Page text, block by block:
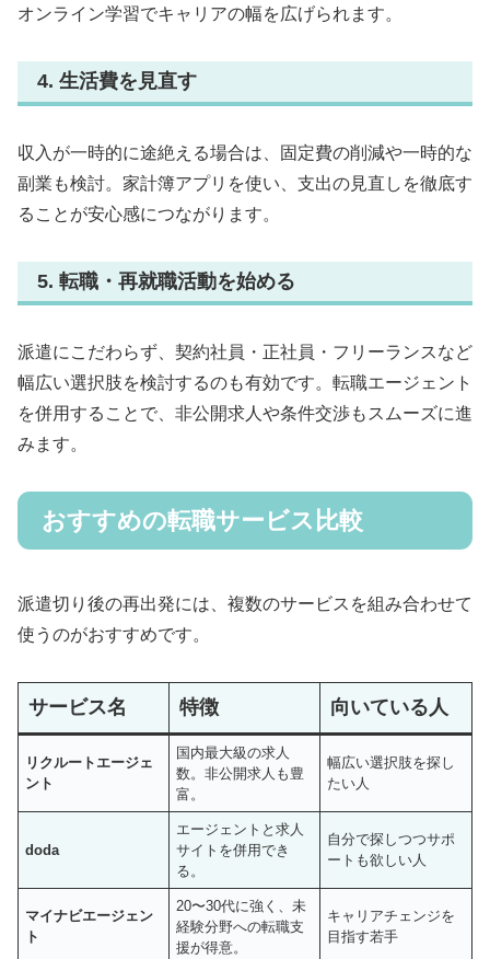
オンライン学習でキャリアの幅を広げられます。
4. 生活費を見直す
収入が一時的に途絶える場合は、固定費の削減や一時的な
副業も検討。家計簿アプリを使い、支出の見直しを徹底す
ることが安心感につながります。
5. 転職・再就職活動を始める
派遣にこだわらず、契約社員・正社員・フリーランスなど
幅広い選択肢を検討するのも有効です。転職エージェント
を併用することで、非公開求人や条件交渉もスムーズに進
みます。
おすすめの転職サービス比較
派遣切り後の再出発には、複数のサービスを組み合わせて
使うのがおすすめです。
サービス名 特徴 向いている人
リクルートエージェ
ント
国内最大級の求人
数。非公開求人も豊
富。
幅広い選択肢を探し
たい人
doda
エージェントと求人
サイトを併用でき
る。
自分で探しつつサポ
ートも欲しい人
マイナビエージェン
ト
20〜30代に強く、未
経験分野への転職支
援が得意。
キャリアチェンジを
目指す若手